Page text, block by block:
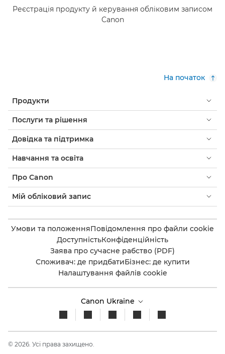
Реєстрація продукту й керування обліковим записом
Canon
На початок
Продукти
Послуги та рішення
Довідка та підтримка
Навчання та освіта
Про Canon
Мій обліковий запис
Умови та положенняПовідомлення про файли cookie
ДоступністьКонфіденційність
Заява про сучасне рабство (PDF)
Споживач: де придбатиБізнес: де купити
Налаштування файлів cookie
Canon Ukraine
© 2026. Усі права захищено.